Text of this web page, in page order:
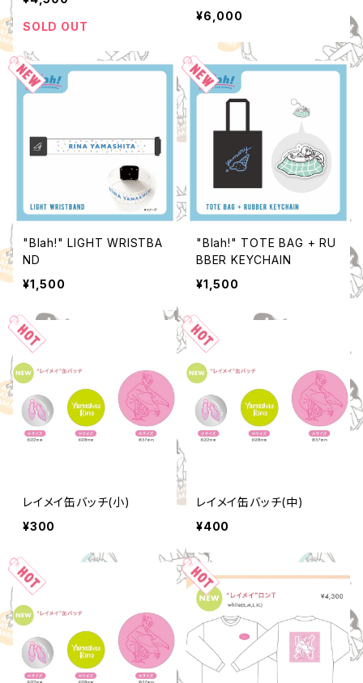
SOLD OUT
¥6,000
"Blah!" LIGHT WRISTBA
ND
¥1,500
"Blah!" TOTE BAG + RU
BBER KEYCHAIN
¥1,500
レイメイ缶バッチ(小)
¥300
レイメイ缶バッチ(中)
¥400